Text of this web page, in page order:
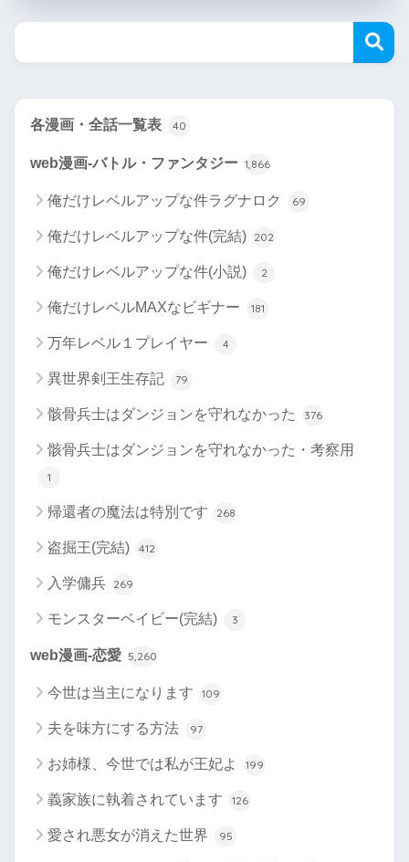
各漫画・全話一覧表 40
web漫画-バトル・ファンタジー 1,866
俺だけレベルアップな件ラグナロク 69
俺だけレベルアップな件(完結) 202
俺だけレベルアップな件(小説) 2
俺だけレベルMAXなビギナー 181
万年レベル１プレイヤー 4
異世界剣王生存記 79
骸骨兵士はダンジョンを守れなかった 376
骸骨兵士はダンジョンを守れなかった・考察用
1
帰還者の魔法は特別です 268
盗掘王(完結) 412
入学傭兵 269
モンスターベイビー(完結) 3
web漫画-恋愛 5,260
今世は当主になります 109
夫を味方にする方法 97
お姉様、今世では私が王妃よ 199
義家族に執着されています 126
愛され悪女が消えた世界 95